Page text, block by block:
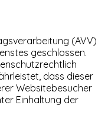
(AVV)
geschlossen.
dass dieser
Websitebesucher
Einhaltung der